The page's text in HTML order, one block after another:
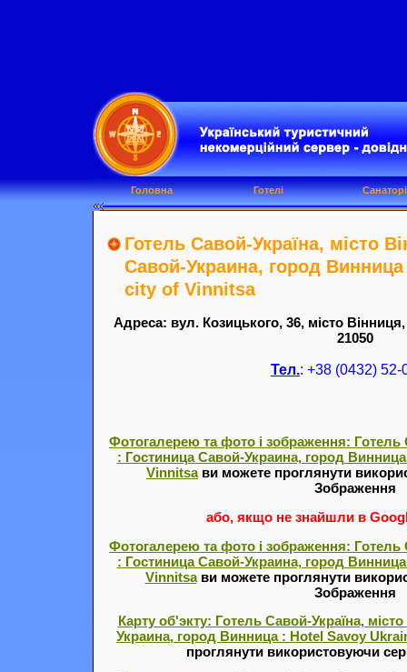
Готель Савой-Україна, місто
Савой-Украина, город
city of Vinnitsa
Адреса: вул. Козицького, 36, місто
21050
Тел.: +38 (0432) 52-
Фотогалерею та фото і зображення: Готель
: Гостиница Савой-Украина, город
Vinnitsaви можете проглянути
Зображення
або, якщо не знайшли в
Фотогалерею та фото і зображення: Готель
: Гостиница Савой-Украина, город
Vinnitsaви можете проглянути
Зображення
Карту об'экту: Готель Савой-Україна,
Украина, город Винница : Hotel Savoy
проглянути використовуючи
Головна Готелі